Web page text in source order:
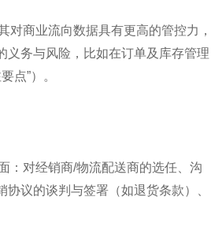
商业流向数据具有更高的管控力，
义务与风险，比如在订单及库存管理
点”）。
：对经销商/物流配送商的选任、沟
议的谈判与签署（如退货条款）、